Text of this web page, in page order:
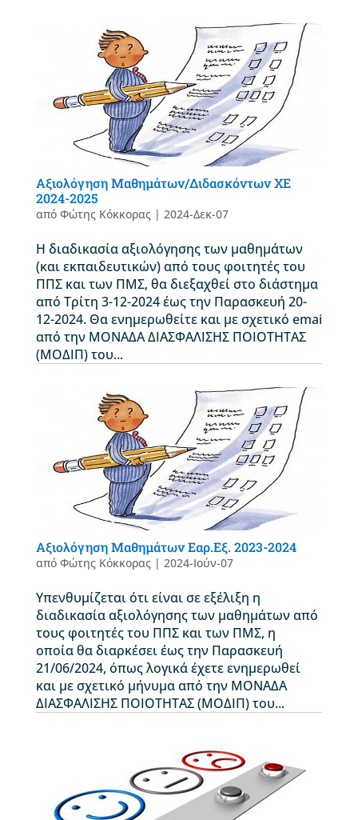
Αξιολόγηση Μαθημάτων/Διδασκόντων ΧΕ
2024-2025
από Φώτης Κόκκορας| 2024-Δεκ-07
Η διαδικασία αξιολόγησης των μαθημάτων
(και εκπαιδευτικών) από τους φοιτητές του
ΠΠΣ και των ΠΜΣ, θα διεξαχθεί στο διάστημα
από Τρίτη 3-12-2024 έως την Παρασκευή 20-
12-2024. Θα ενημερωθείτε και με σχετικό emai
από την ΜΟΝΑΔΑ ΔΙΑΣΦΑΛΙΣΗΣ ΠΟΙΟΤΗΤΑΣ
(ΜΟΔΙΠ) του...
Αξιολόγηση Μαθημάτων Εαρ.Εξ. 2023-2024
από Φώτης Κόκκορας| 2024-Ιούν-07
Υπενθυμίζεται ότι είναι σε εξέλιξη η
διαδικασία αξιολόγησης των μαθημάτων από
τους φοιτητές του ΠΠΣ και των ΠΜΣ, η
οποία θα διαρκέσει έως την Παρασκευή
21/06/2024, όπως λογικά έχετε ενημερωθεί
και με σχετικό μήνυμα από την ΜΟΝΑΔΑ
ΔΙΑΣΦΑΛΙΣΗΣ ΠΟΙΟΤΗΤΑΣ (ΜΟΔΙΠ) του...